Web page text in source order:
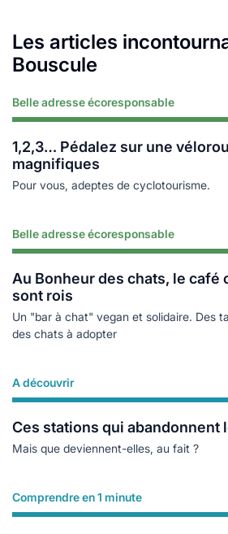
Les articles
Bouscule
Belle adresse écoresponsable
1,2,3… Pédalez sur une
magnifiques
Pour vous, adeptes de cyclotourisme.
Lire plus
Belle adresse écoresponsable
Au Bonheur des chats, le café
sont rois
Un "bar à chat" vegan et solidaire. Des
des chats à adopter
Lire plus
A découvrir
Ces stations qui abandonnent
Mais que deviennent-elles, au fait ?
Lire plus
Comprendre en 1 minute
Lire plus